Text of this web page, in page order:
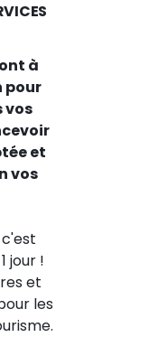
à
pour
vos
et
vos
jour !
et
les